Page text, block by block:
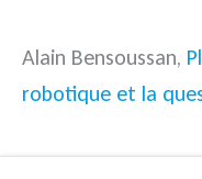
Alain Bensoussan,
robotique et la